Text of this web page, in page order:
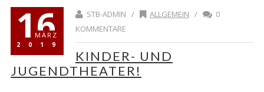
16
MÄRZ
2019
STB-ADMIN / ALLGEMEIN /
0
KOMMENTARE
KINDER- UND
JUGENDTHEATER!